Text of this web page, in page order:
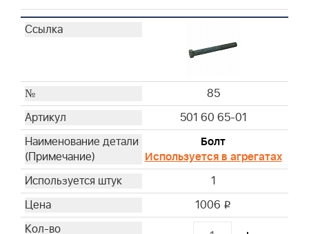
85
501 60 65-01
Болт
Используется в агрегатах
1
1006 i